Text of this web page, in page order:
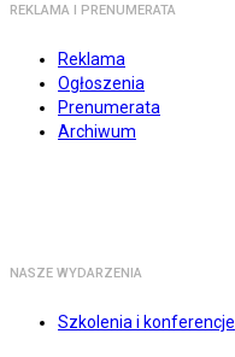
REKLAMA I PRENUMERATA
Reklama
Ogłoszenia
Prenumerata
Archiwum
NASZE WYDARZENIA
Szkolenia i konferencje